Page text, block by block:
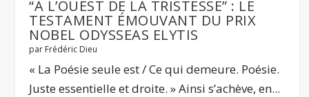
“À L’OUEST DE LA TRISTESSE” : LE
TESTAMENT ÉMOUVANT DU PRIX
NOBEL ODYSSEAS ELYTIS
par Frédéric Dieu
« La Poésie seule est / Ce qui demeure. Poésie.
Juste essentielle et droite. » Ainsi s’achève, en...